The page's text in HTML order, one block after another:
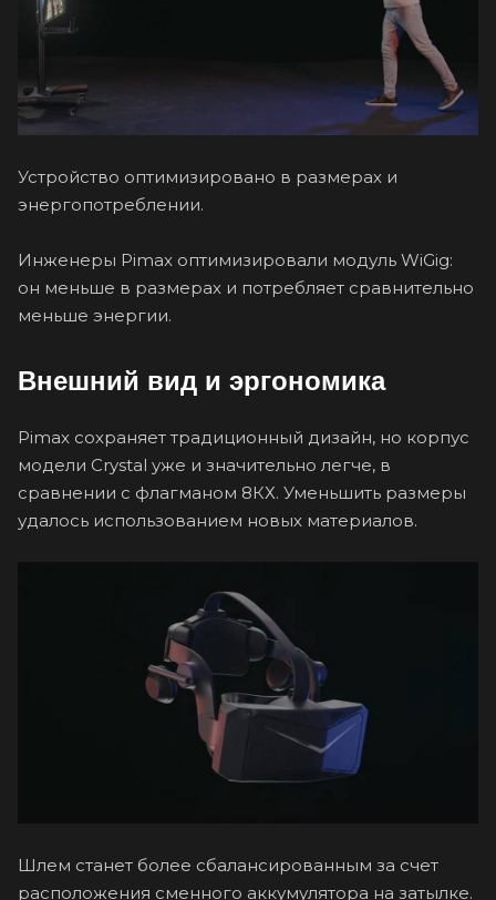
Устройство оптимизировано в размерах и
энергопотреблении.
Инженеры Pimax оптимизировали модуль WiGig:
он меньше в размерах и потребляет сравнительно
меньше энергии.
Внешний вид и эргономика
Pimax сохраняет традиционный дизайн, но корпус
модели Crystal уже и значительно легче, в
сравнении с флагманом 8КХ. Уменьшить размеры
удалось использованием новых материалов.
Шлем станет более сбалансированным за счет
расположения сменного аккумулятора на затылке.